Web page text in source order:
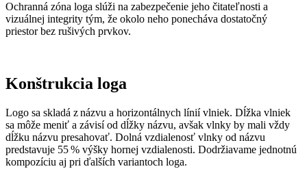
Ochranná zóna loga slúži na zabezpečenie jeho čitateľnosti a
vizuálnej integrity tým, že okolo neho ponecháva dostatočný
priestor bez rušivých prvkov.
Konštrukcia loga
Logo sa skladá z názvu a horizontálnych línií vlniek. Dĺžka vlniek
sa môže meniť a závisí od dĺžky názvu, avšak vlnky by mali vždy
dĺžku názvu presahovať. Dolná vzdialenosť vlnky od názvu
predstavuje 55 % výšky hornej vzdialenosti. Dodržiavame jednotnú
kompozíciu aj pri ďalších variantoch loga.